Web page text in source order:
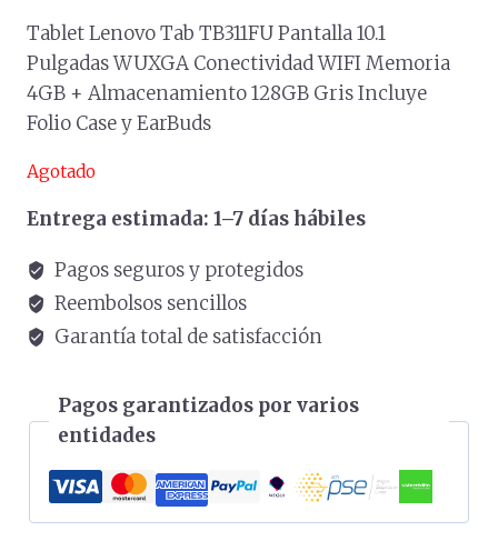
Tablet Lenovo Tab TB311FU Pantalla 10.1
Pulgadas WUXGA Conectividad WIFI Memoria
4GB + Almacenamiento 128GB Gris Incluye
Folio Case y EarBuds
Agotado
Entrega estimada: 1–7 días hábiles
Pagos seguros y protegidos
Reembolsos sencillos
Garantía total de satisfacción
Pagos garantizados por varios
entidades